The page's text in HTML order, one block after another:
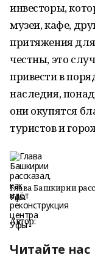
инвесторы,
музеи, кафе,
притяжения
честны, это
привести в
наследия,
они окупятся
туристов и
Глава Башкирии
Уфы
Автор:
Читайте нас